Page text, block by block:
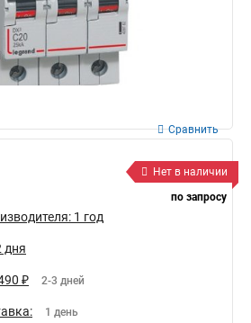
Сравнить
Нет в наличии
по запросу
1 год
дня
₽ 2-3 дней
1 день